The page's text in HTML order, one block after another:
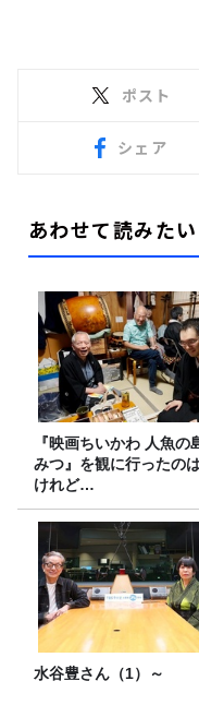
ポスト
シェア
あわせて読みたい
『映画ちいかわ 人魚の
みつ』を観に行ったの
けれど…
水谷豊さん（1）～